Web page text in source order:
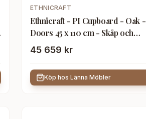
ETHNICRAFT
Ethnicraft - PI Cupboard - Oak
Doors 45 x 110 cm - Skåp och
vitrinskåp - Alain Van Havre -
45 659 kr
Köp hos Länna Möbler